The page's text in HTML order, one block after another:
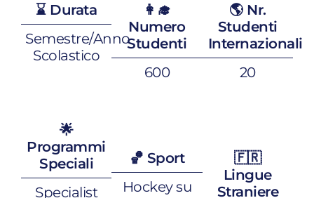
⌛️ Durata
Semestre/Anno
Scolastico
👩‍🎓
Numero
Studenti
600
🌎 Nr.
Studenti
Internazionali
20
🌟
Programmi
Speciali
Specialist
🏀 Sport
Hockey su
🇫🇷
Lingue
Straniere